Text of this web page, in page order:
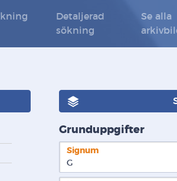
Detaljerad
sökning
Se alla
Grunduppgifter
Signum
G